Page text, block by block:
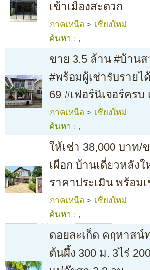
เข้าเมืองสะดวก
ภาคเหนือ > เชียงใหม่
ค้นหา : ,
ขาย 3.5 ล้าน #บ้าน
#พร้อมผู้เช่ารับราย
69 #เฟอร์นิเจอร์ครบ
ภาคเหนือ > เชียงใหม่
ค้นหา : ,
ให้เช่า 38,000 บาท
เผือก บ้านเดี่ยวหลัง
ราคาประเมิน พร้อม
ภาคเหนือ > เชียงใหม่
ค้นหา : ,
ดอยสะเก็ด คฤหาสน์
ต้นผึ้ง 300 ม. 3ไร่